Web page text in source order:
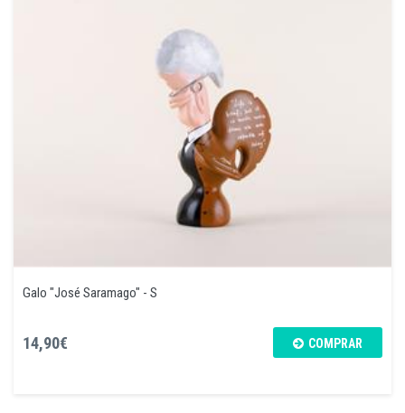
Galo "José Saramago" - S
14,90€ COMPRAR